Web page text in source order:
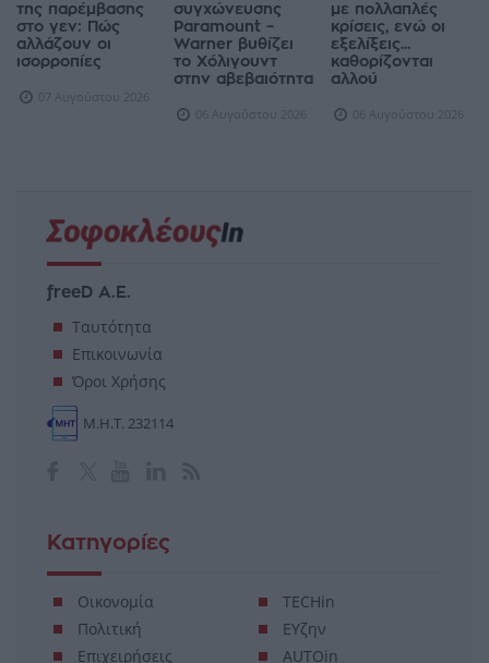
της παρέμβασης
στο γεν: Πώς
αλλάζουν οι
ισορροπίες
07 Αυγούστου 2026
συγχώνευσης
Paramount –
Warner βυθίζει
το Χόλιγουντ
στην αβεβαιότητα
06 Αυγούστου 2026
με πολλαπλές
κρίσεις, ενώ οι
εξελίξεις...
καθορίζονται
αλλού
06 Αυγούστου 2026
freeD Α.Ε.
Ταυτότητα
Επικοινωνία
Όροι Χρήσης
Μ.Η.Τ. 232114
Κατηγορίες
Οικονομία
Πολιτική
Επιχειρήσεις
TECHin
ΕΥζην
AUTOin